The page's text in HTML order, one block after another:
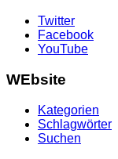
Twitter
Facebook
YouTube
WEbsite
Kategorien
Schlagwörter
Suchen